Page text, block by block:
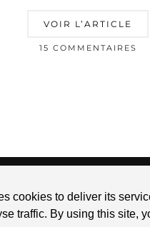
cookies to deliver its
traffic. By using this site,
VOIR L’ARTICLE
15 COMMENTAIRES